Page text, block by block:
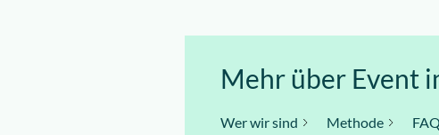
Mehr über Event
Wer wir sind Methode FAQ